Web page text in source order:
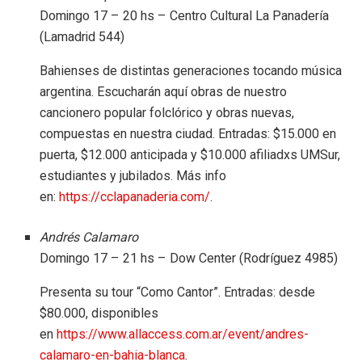
Domingo 17 – 20 hs – Centro Cultural La Panadería
(Lamadrid 544)
Bahienses de distintas generaciones tocando música
argentina. Escucharán aquí obras de nuestro
cancionero popular folclórico y obras nuevas,
compuestas en nuestra ciudad. Entradas: $15.000 en
puerta, $12.000 anticipada y $10.000 afiliadxs UMSur,
estudiantes y jubilados. Más info
en:https://cclapanaderia.com/.
Andrés Calamaro
Domingo 17 – 21 hs – Dow Center (Rodríguez 4985)
Presenta su tour “Como Cantor”. Entradas: desde
$80.000, disponibles
enhttps://www.allaccess.com.ar/event/andres-
calamaro-en-bahia-blanca.